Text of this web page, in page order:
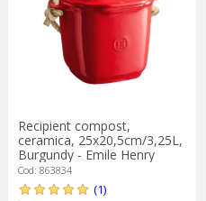
Recipient compost,
ceramica, 25x20,5cm/3,25L,
Burgundy - Emile Henry
Cod: 863834
(1)